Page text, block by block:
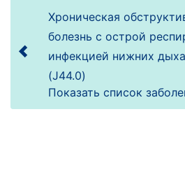
Хроническая
болезнь с острой
инфекцией нижних
(J44.0)
Показать список